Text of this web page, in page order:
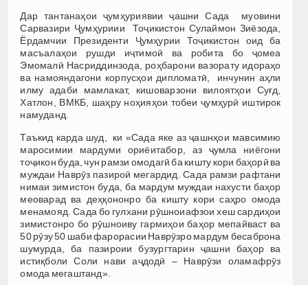
Дар тантанаҳои ҷумҳуриявии ҷашни Сада муовини
Сарвазири Ҷумҳуриии Тоҷикистон Сулаймон Зиёзода,
Ёрдамчии Президенти Ҷумҳурии Тоҷикистон оид ба
масъалаҳои рушди иҷтимоӣ ва робита бо ҷомеа
Эмомалӣ Насриддинзода, роҳбарони вазорату идораҳо
ва намояндагони корпусҳои дипломатӣ, инчунин аҳли
илму адаби мамлакат, кишоварзони вилоятҳои Суғд,
Хатлон, ВМКБ, шаҳру ноҳияҳои тобеи ҷумҳурӣ иштирок
намуданд.
Таъкид карда шуд, ки «Сада яке аз ҷашнҳои мавсимию
маросимии мардуми ориёитабор, аз ҷумла ниёгони
тоҷикон буда, чун рамзи омодагӣ ба кишту кори баҳорӣ ва
муждаи Наврӯз пазироӣ мегардид. Сада рамзи рафтани
нимаи зимистон буда, ба мардум муждаи нахусти баҳор
меоварад ва деҳқононро ба кишту кори саҳро омода
менамояд. Сада бо гулхани рӯшноиафзои хеш сардиҳои
зимистонро бо рӯшноиву гармиҳои баҳор мепайваст ва
50 рӯзу 50 шаби фарорасии Наврӯзро мардум бесаброна
шумурда, ба пазироии бузургтарин ҷашни баҳор ва
истиқболи Соли нави аҷдодӣ – Наврӯзи оламафрӯз
омода мегаштанд».